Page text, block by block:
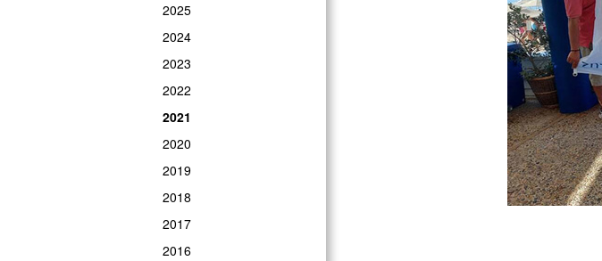
2025
2024
2023
2022
2021
2020
2019
2018
2017
2016